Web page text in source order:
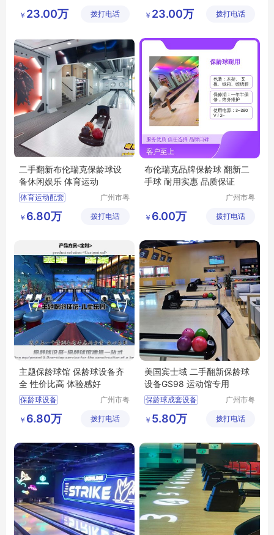
儿童游戏机 保龄球
限公司
￥ 23.00万 拨打电话
机械保龄 保龄球
限公司
￥ 23.00万 拨打电话
二手翻新布伦瑞克保龄球设
备休闲娱乐 体育运动
体育运动配套
酒店配套 会所配套
广州市粤
备有限公
￥ 6.80万 拨打电话
布伦瑞克品牌保龄球 翻新二
手球 耐用实惠 品质保证
广州市粤
备有限公
￥ 6.00万 拨打电话
主题保龄球馆 保龄球设备齐
全 性价比高 体验感好
保龄球设备
保龄球馆建造
主题保龄球馆
广州市粤
备有限公
￥ 6.80万 拨打电话
美国宾士域 二手翻新保龄球
设备GS98 运动馆专用
保龄球成套设备
保龄球设备
保龄球馆
广州市粤
备有限公
￥ 5.80万 拨打电话